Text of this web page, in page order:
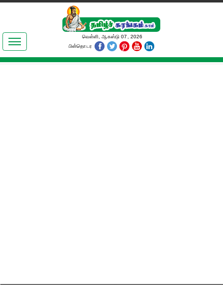
இலக்கியங்கள்
தமிழ் உலகம்
வெள்ளி, ஆகஸ்டு 07, 2026
பின்தொடர